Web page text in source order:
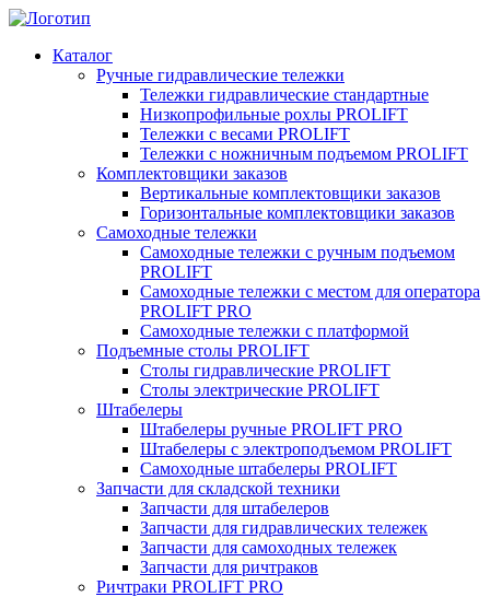
Каталог
Ручные гидравлические тележки
Тележки гидравлические стандартные
Низкопрофильные рохлы PROLIFT
Тележки с весами PROLIFT
Тележки с ножничным подъемом PROLIFT
Комплектовщики заказов
Вертикальные комплектовщики заказов
Горизонтальные комплектовщики заказов
Самоходные тележки
Самоходные тележки с ручным подъемом
PROLIFT
Самоходные тележки с местом для оператора
PROLIFT PRO
Самоходные тележки с платформой
Подъемные столы PROLIFT
Столы гидравлические PROLIFT
Столы электрические PROLIFT
Штабелеры
Штабелеры ручные PROLIFT PRO
Штабелеры с электроподъемом PROLIFT
Самоходные штабелеры PROLIFT
Запчасти для складской техники
Запчасти для штабелеров
Запчасти для гидравлических тележек
Запчасти для самоходных тележек
Запчасти для ричтраков
Ричтраки PROLIFT PRO